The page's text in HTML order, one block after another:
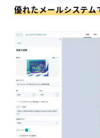
優れたメールシステム